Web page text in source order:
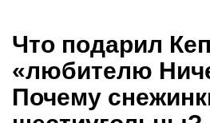
Что подарил
«любителю
Почему